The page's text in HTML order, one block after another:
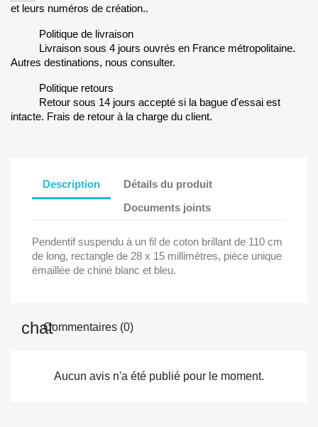
et leurs numéros de création..
Politique de livraison
Livraison sous 4 jours ouvrés en France métropolitaine.
Autres destinations, nous consulter.
Politique retours
Retour sous 14 jours accepté si la bague d'essai est
intacte. Frais de retour à la charge du client.
Description
Détails du produit
Documents joints
Pendentif suspendu à un fil de coton brillant de 110 cm
de long, rectangle de 28 x 15 millimètres, pièce unique
émaillée de chiné blanc et bleu.
Commentaires (0)
Aucun avis n'a été publié pour le moment.